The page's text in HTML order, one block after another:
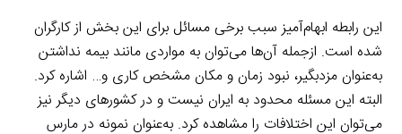
این رابطه ابهام‌آمیز سبب برخی مسائل برای این بخش از کارگران
شده است. ازجمله آن‌ها می‌توان به مواردی مانند بیمه نداشتن
به‌عنوان مزدبگیر، نبود زمان و مکان مشخص کاری و… اشاره کرد.
البته این مسئله محدود به ایران نیست و در کشورهای دیگر نیز
می‌توان این اختلافات را مشاهده کرد. به‌عنوان نمونه در مارس